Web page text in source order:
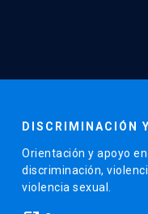
DISCRIMINACIÓN
Orientación y apoyo
discriminación,
violencia sexual.